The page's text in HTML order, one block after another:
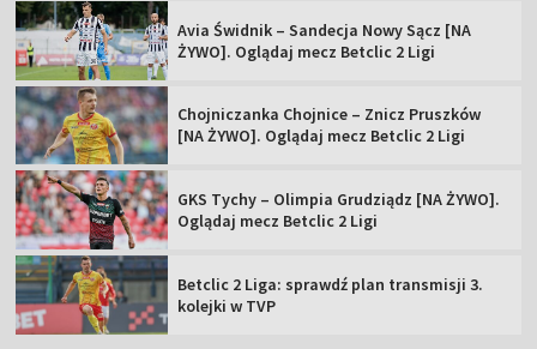
Avia Świdnik – Sandecja Nowy Sącz [NA
ŻYWO]. Oglądaj mecz Betclic 2 Ligi
Chojniczanka Chojnice – Znicz Pruszków
[NA ŻYWO]. Oglądaj mecz Betclic 2 Ligi
GKS Tychy – Olimpia Grudziądz [NA ŻYWO].
Oglądaj mecz Betclic 2 Ligi
Betclic 2 Liga: sprawdź plan transmisji 3.
kolejki w TVP